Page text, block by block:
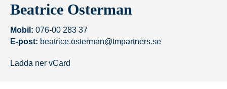
Beatrice Osterman
Mobil: 076-00 283 37
E-post: beatrice.osterman@tmpartners.se
Ladda ner vCard